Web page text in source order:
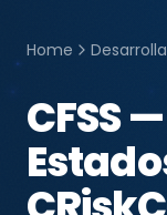
Home
CFSS